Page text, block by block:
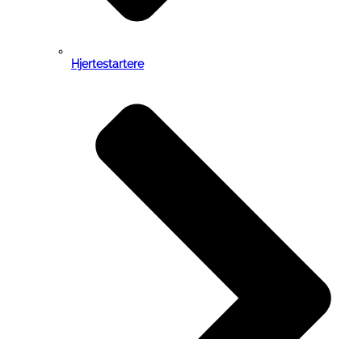
Hjertestartere